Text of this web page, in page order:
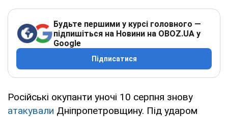
Будьте першими у курсі головного —
підпишіться на Новини на OBOZ.UA у
Google
Підписатися
Російські окупанти уночі 10 серпня знову
атакували Дніпропетровщину. Під ударом